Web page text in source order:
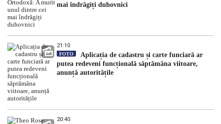
mai îndrăgiți duhovnici
21:10
FOTO
Aplicația de cadastru și carte funciară ar
putea redeveni funcțională săptămâna viitoare,
anunță autoritățile
20:40